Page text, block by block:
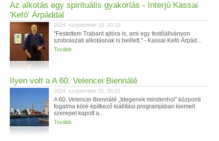
Az alkotás egy spirituális gyakorlás - Interjú Kassai
'Kefó' Árpáddal
2024. szeptember 10. 00:10
"Festettem Trabant ajtóra is, ami egy festőállványon
szobrászati alkotásnak is beillett." - Kassai Kefó Árpád...
Tovább
Ilyen volt a A 60. Velencei Biennálé
2024. szeptember 01. 00:15
A 60. Velencei Biennálé „Idegenek mindenhol” központi
fogalma köré építkező kiállítási programjában kiemelt
szerepet kapott a...
Tovább